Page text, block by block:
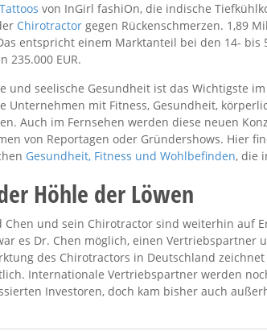
von InGirl fashiOn, die indische
Chirotractor gegen Rückenschmerzen. 1,89
entspricht einem Marktanteil bei den 14- bis
235.000 EUR.
und seelische Gesundheit ist das Wichtigste
Unternehmen mit Fitness, Gesundheit,
Auch im Fernsehen werden diese neuen
von Reportagen oder Gründershows. Hier
Gesundheit, Fitness und Wohlbefinden, die
Höhle der Löwen
Chen und sein Chirotractor sind weiterhin auf
es Dr. Chen möglich, einen Vertriebspartner
des Chirotractors in Deutschland
Internationale Vertriebspartner werden
Investoren, doch kam bisher auch